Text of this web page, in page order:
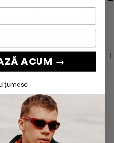
familie Armani, fiind unul dintre
create chiar de Giorgio Armani.
vei regasi piese moderne, in
compozitie: 100% lana vergina
ACUM →